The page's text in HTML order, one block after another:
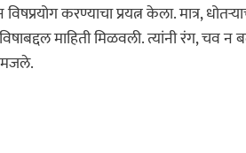
करण्याचा प्रयत्न केला. मात्र,
माहिती मिळवली. त्यांनी रंग, चव